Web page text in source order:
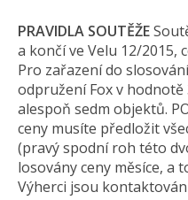
PRAVIDLA SOUTĚŽE
a končí ve Velu 12/2015,
Pro zařazení do
odpružení Fox v
alespoň sedm objektů.
ceny musíte předložit
(pravý spodní roh této
losovány ceny měsíce, a
Výherci jsou